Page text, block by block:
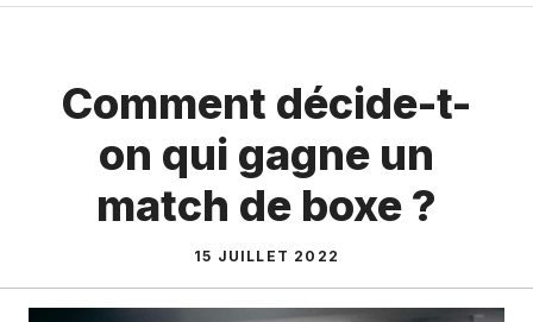
Comment décide-t-
on qui gagne un
match de boxe ?
15 JUILLET 2022